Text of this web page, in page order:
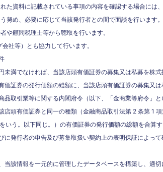
た資料に記載されている事項の内容を確認する場合には
努め、必要に応じて当該発行者との間で面談を行いま
や顧問税理士等から聴取を行います。
社等）とも協力して行います。
満でなければ、当該店頭有価証券の募集又は私募を株
証券の発行価額の総額に、当該店頭有価証券の募集又
取引業等に関する内閣府令（以下、「金商業等府令」
頭有価証券と同一の種類（金融商品取引法第 2 条第 1
う。以下同じ。）の有価証券の発行価額の総額を合算す
発行者の申告及び募集取扱い契約上の表明保証によって
該情報を一元的に管理したデータベースを構築し、適